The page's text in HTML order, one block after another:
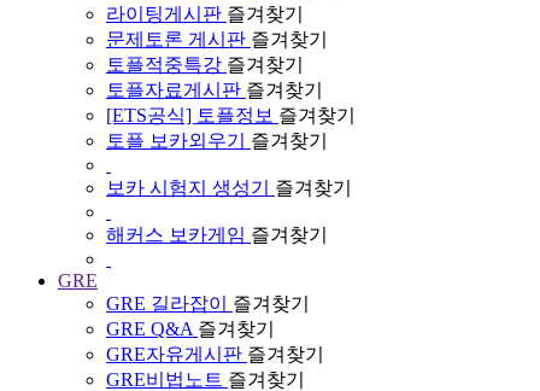
라이팅게시판 즐겨찾기
문제토론 게시판 즐겨찾기
토플적중특강 즐겨찾기
토플자료게시판 즐겨찾기
[ETS공식] 토플정보 즐겨찾기
토플 보카외우기
즐겨찾기
보카 시험지 생성기 즐겨찾기
해커스 보카게임 즐겨찾기
GRE
GRE 길라잡이
즐겨찾기
GRE Q&A 즐겨찾기
GRE자유게시판 즐겨찾기
GRE비법노트 즐겨찾기